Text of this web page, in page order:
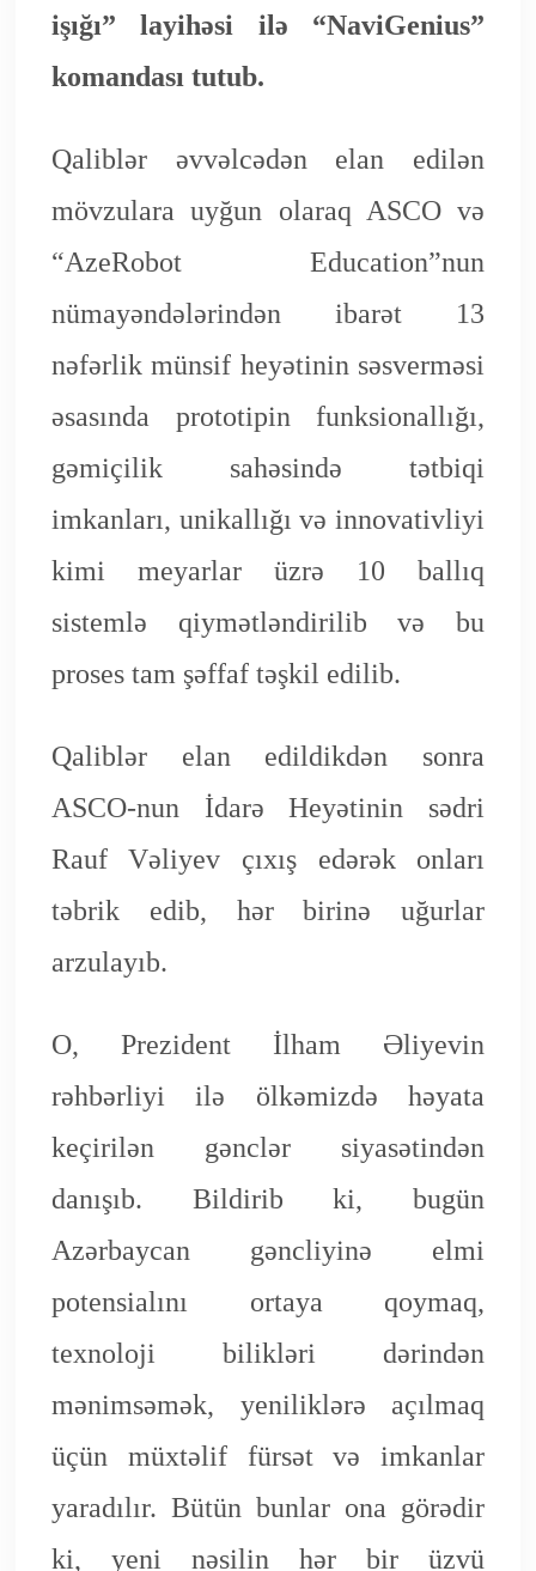
işığı” layihəsi ilə “NaviGenius”
komandası tutub.
Qaliblər əvvəlcədən elan edilən
mövzulara uyğun olaraq ASCO və
“AzeRobot Education”nun
nümayəndələrindən ibarət 13
nəfərlik münsif heyətinin səsverməsi
əsasında prototipin funksionallığı,
gəmiçilik sahəsində tətbiqi
imkanları, unikallığı və innovativliyi
kimi meyarlar üzrə 10 ballıq
sistemlə qiymətləndirilib və bu
proses tam şəffaf təşkil edilib.
Qaliblər elan edildikdən sonra
ASCO-nun İdarə Heyətinin sədri
Rauf Vəliyev çıxış edərək onları
təbrik edib, hər birinə uğurlar
arzulayıb.
O, Prezident İlham Əliyevin
rəhbərliyi ilə ölkəmizdə həyata
keçirilən gənclər siyasətindən
danışıb. Bildirib ki, bugün
Azərbaycan gəncliyinə elmi
potensialını ortaya qoymaq,
texnoloji bilikləri dərindən
mənimsəmək, yeniliklərə açılmaq
üçün müxtəlif fürsət və imkanlar
yaradılır. Bütün bunlar ona görədir
ki, yeni nəsilin hər bir üzvü